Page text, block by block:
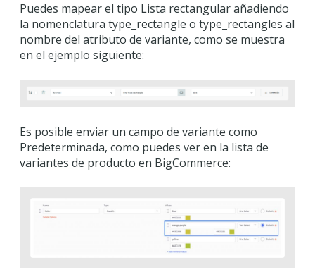
Puedes mapear el tipo Lista rectangular añadiendo
la nomenclatura type_rectangle o type_rectangles al
nombre del atributo de variante, como se muestra
en el ejemplo siguiente:
Es posible enviar un campo de variante como
Predeterminada, como puedes ver en la lista de
variantes de producto en BigCommerce: